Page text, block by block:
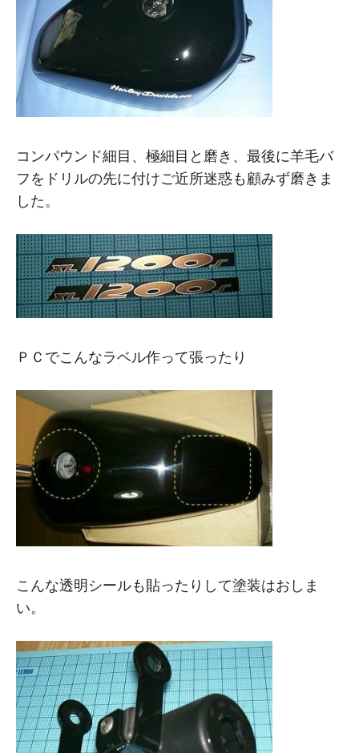
コンパウンド細目、極細目と磨き、最後に羊毛バ
フをドリルの先に付けご近所迷惑も顧みず磨きま
した。
ＰＣでこんなラベル作って張ったり
こんな透明シールも貼ったりして塗装はおしま
い。